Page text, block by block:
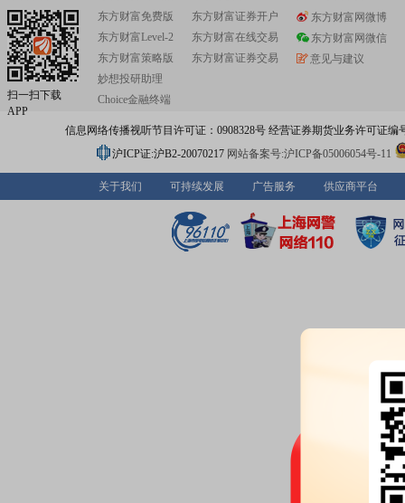
扫一扫下载
APP
东方财富免费版
东方财富Level-2
东方财富策略版
妙想投研助理
Choice金融终端
东方财富证券开户
东方财富在线交易
东方财富证券交易
东方财富网微博
东方财富网微信
意见与建议
信息网络传播视听节目许可证：0908328号 经营证券期货业务许可证编
沪ICP证:沪B2-20070217 网站备案号:沪ICP备05006054号-11
关于我们 可持续发展 广告服务 供应商平台